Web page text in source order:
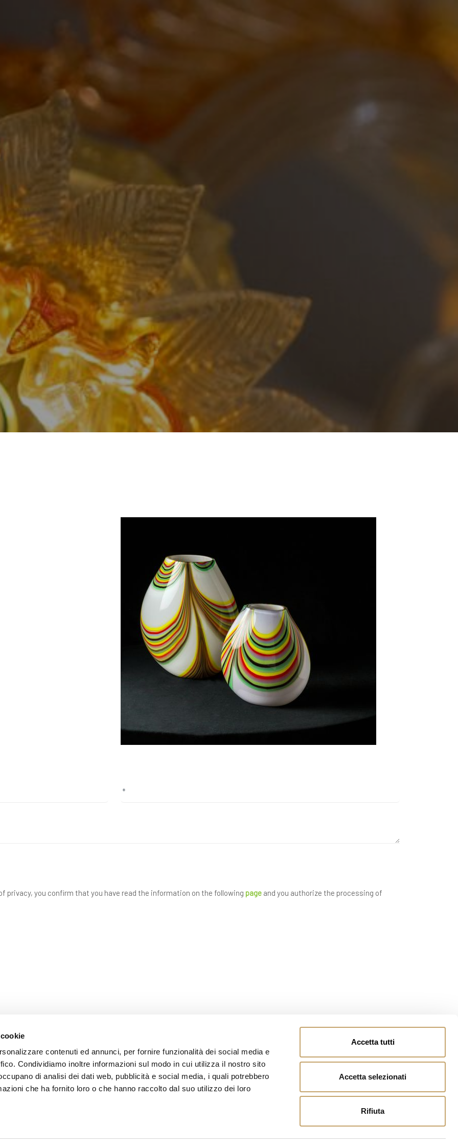
contenuti ed annunci, per fornire funzionalità dei social media e
Condividiamo inoltre informazioni sul modo in cui utilizza il nostro sito
di analisi dei dati web, pubblicità e social media, i quali potrebbero
che ha fornito loro o che hanno raccolto dal suo utilizzo dei loro
Accetta tutti
Accetta selezionati
Rifiuta
privacy, you confirm that you have read the information on the following page and you authorize the processing of
Fields with * are mandatory